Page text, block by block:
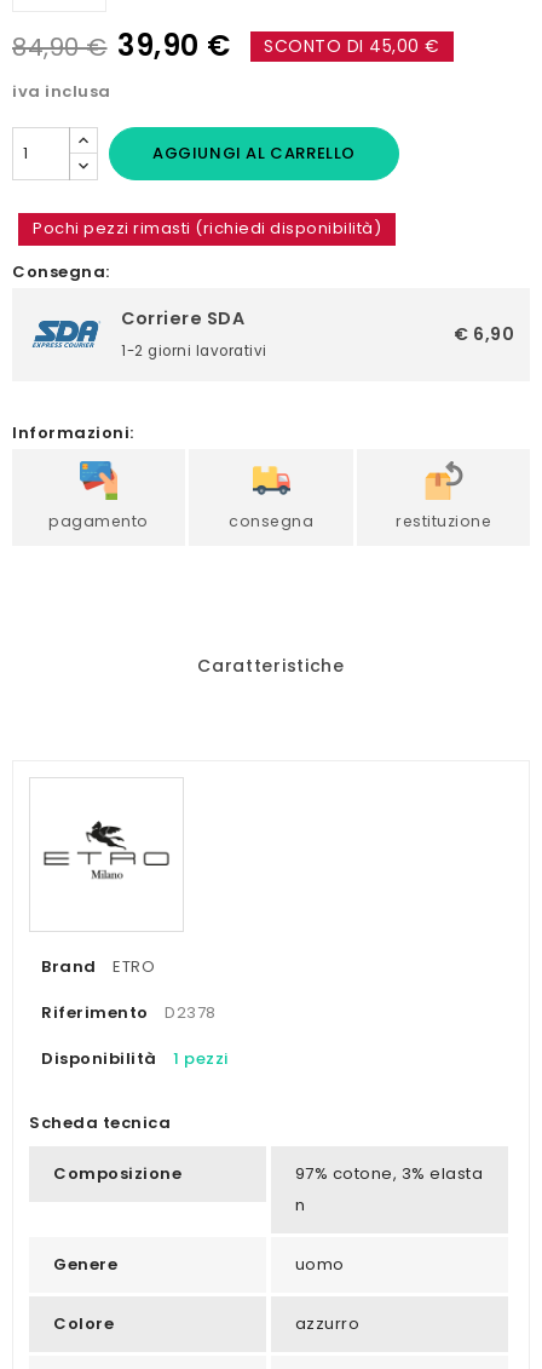
84,90 € 39,90 € SCONTO DI 45,00 €
iva inclusa
AGGIUNGI AL CARRELLO
Pochi pezzi rimasti (richiedi disponibilità)
Consegna:
Corriere SDA
1-2 giorni lavorativi
€ 6,90
Informazioni:
pagamento consegna restituzione
Caratteristiche
Brand
ETRO
Riferimento
D2378
Disponibilità
1 pezzi
Scheda tecnica
Composizione
97% cotone, 3% elasta
n
Genere uomo
Colore azzurro